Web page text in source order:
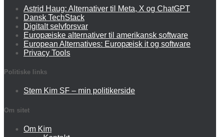
Astrid Haug: Alternativer til Meta, X og ChatGPT
Dansk TechStack
Digitalt selvforsvar
Europæiske alternativer til amerikansk software
European Alternatives: Europæisk it og software
Privacy Tools
Politiske links
Stem Kim SF – min politikerside
Om sitet
Om Kim